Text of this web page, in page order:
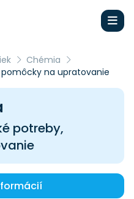
Chémia
na upratovanie
potreby,